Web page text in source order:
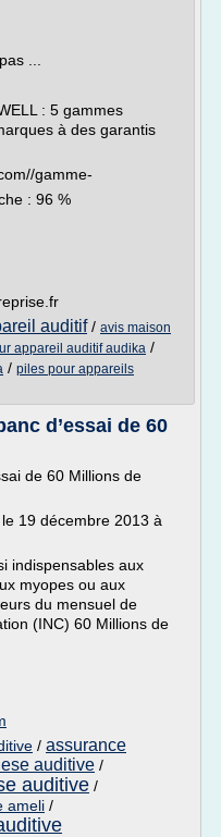
...
: 5 gammes
à des garantis
gamme-
: 96 %
auditif/ avis maison
appareil auditif audika /
/ piles pour appareils
d’essai de 60
de 60 Millions de
19 décembre 2013 à
indispensables aux
myopes ou aux
du mensuel de
(INC) 60 Millions de
/ assurance
auditive /
auditive /
ameli /